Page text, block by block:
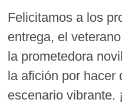
Felicitamos a los
entrega, el
la prometedora
la afición por hacer
escenario vibrante.